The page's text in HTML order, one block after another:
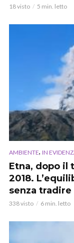
18 visto 5 min. letto
AMBIENTE, IN
Etna, dopo il
2018.
senza tradire
338 visto 6 min. letto